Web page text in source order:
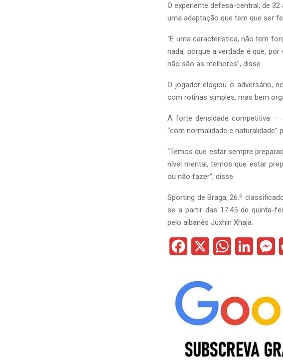
O experiente defesa-central, de
uma adaptação que tem que ser
“É uma característica, não tem
nada, porque a verdade é que,
não são as melhores”, disse.
O jogador elogiou o adversário,
com rotinas simples, mas bem
A forte densidade competitiva
“com normalidade e
“Temos que estar sempre
nível mental, temos que estar
ou não fazer”, disse.
Sporting de Braga, 26.º
se a partir das 17:45 de quinta-
pelo albanês Juxhin Xhaja.
c
b
o
W
t
s
p
k
e
I
M
s
e
g